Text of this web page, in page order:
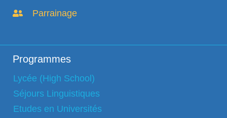
Parrainage
Programmes
Lycée (High School)
Séjours Linguistiques
Etudes en Universités